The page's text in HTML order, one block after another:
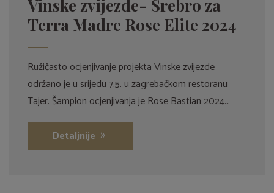
Vinske zvijezde- Srebro za
Terra Madre Rose Elite 2024
Ružičasto ocjenjivanje projekta Vinske zvijezde
održano je u srijedu 7.5. u zagrebačkom restoranu
Tajer. Šampion ocjenjivanja je Rose Bastian 2024...
Detaljnije